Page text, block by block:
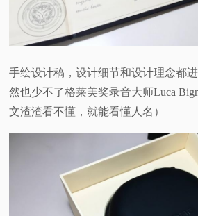
手绘设计稿，设计细节和设计理念都
然也少不了格莱美奖录音大师Luca
文渣渣看不懂，就能看懂人名）